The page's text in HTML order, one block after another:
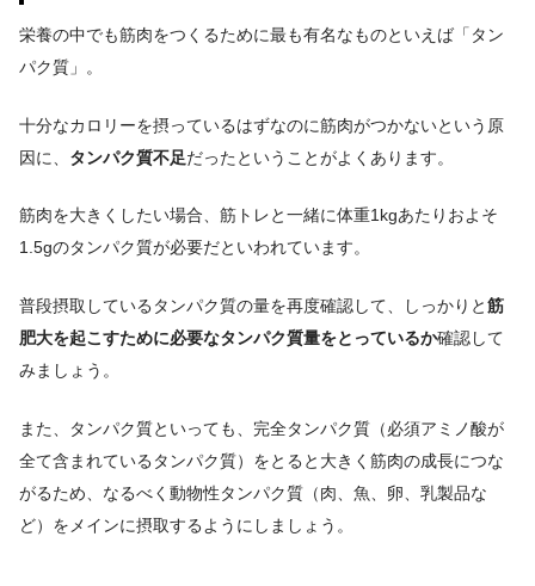
栄養の中でも筋肉をつくるために最も有名なものといえば「タン
パク質」。
十分なカロリーを摂っているはずなのに筋肉がつかないという原
因に、 タンパク質不足だったということがよくあります。
筋肉を大きくしたい場合、筋トレと一緒に体重1kgあたりおよそ
1.5gのタンパク質が必要だといわれています。
普段摂取しているタンパク質の量を再度確認して、しっかりと筋
肥大を起こすために必要なタンパク質量をとっているか確認して
みましょう。
また、タンパク質といっても、完全タンパク質（必須アミノ酸が
全て含まれているタンパク質）をとると大きく筋肉の成長につな
がるため、なるべく動物性タンパク質（肉、魚、卵、乳製品な
ど）をメインに摂取するようにしましょう。